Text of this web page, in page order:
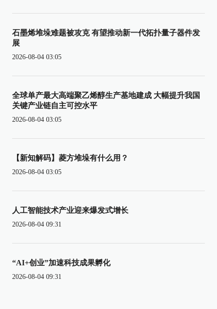
石墨烯堆垛难题被攻克 有望推动新一代拓扑量子器件发
展
2026-08-04 03:05
全球单产最大高端聚乙烯醇生产基地建成 大幅提升我国
关键产业链自主可控水平
2026-08-04 03:05
【新知解码】菱方堆垛有什么用？
2026-08-04 03:05
人工智能技术产业迎来爆发式增长
2026-08-04 09:31
“AI+创业”加速科技成果孵化
2026-08-04 09:31